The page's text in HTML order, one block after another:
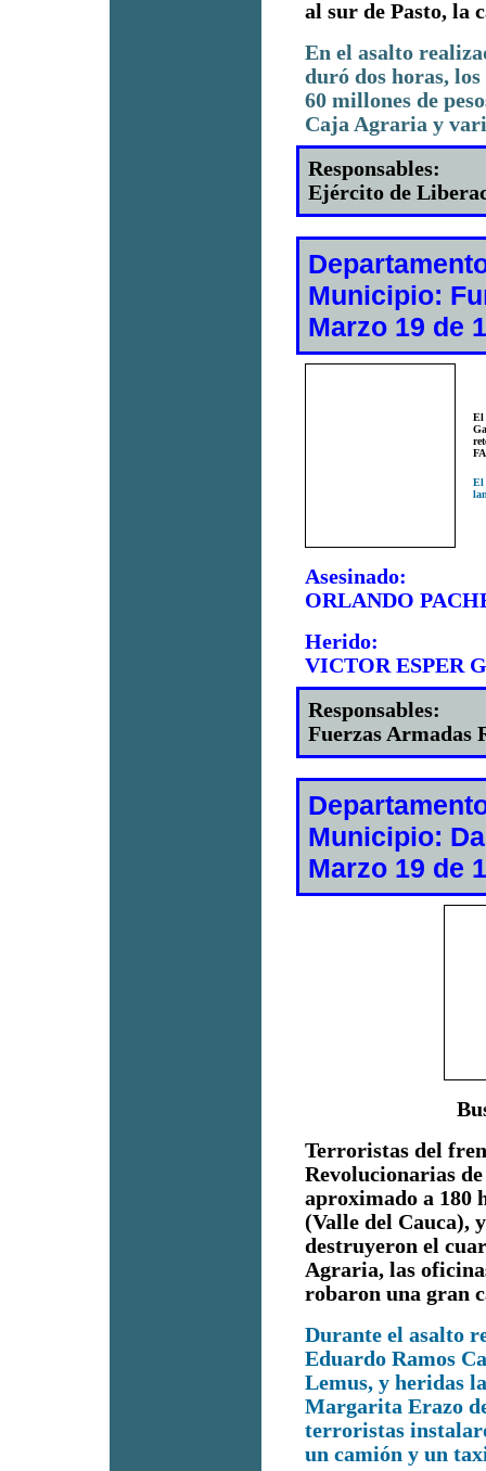
al sur de Pasto, la
En el asalto
duró dos horas,
60 millones de
Caja Agraria y
Responsables:
Ejército de
Municipio:
Marzo 19 de
El
El
Asesinado:
ORLANDO
Herido:
VICTOR ESPER
Responsables:
Fuerzas Armadas
Municipio:
Marzo 19 de
Terroristas del
Revolucionarias
aproximado a 180
(Valle del Cauca),
destruyeron el
Agraria, las
robaron una gran
Durante el asalto
Eduardo Ramos
Lemus, y heridas
Margarita Erazo
terroristas
un camión y un